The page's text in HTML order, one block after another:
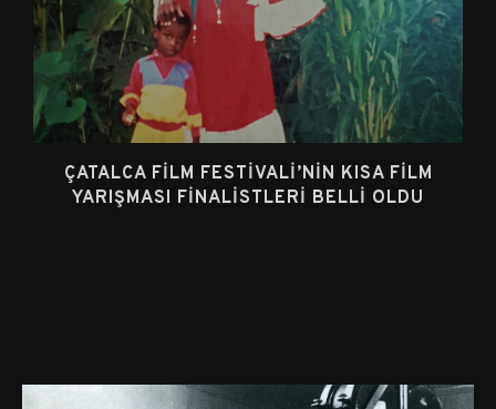
ÇATALCA FILM FESTIVALI’NIN KISA FILM
YARIŞMASI FINALISTLERI BELLI OLDU